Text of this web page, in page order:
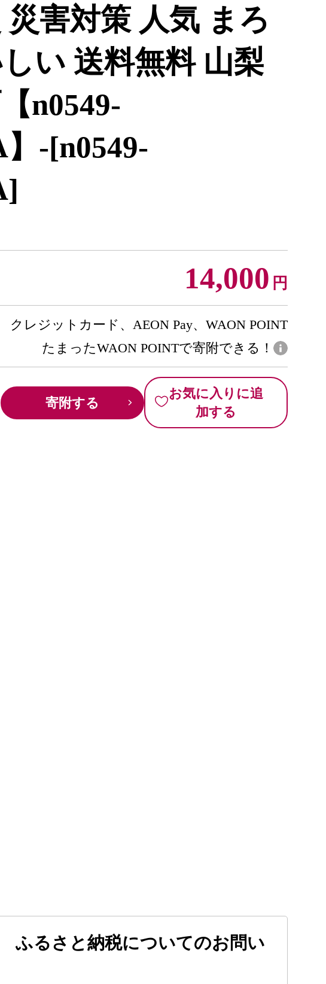
害対策 人気 まろ
い 送料無料 山梨
n0549-
】-[n0549-
14,000 円
クレジットカード、AEON Pay、WAON POINT
たまったWAON POINTで寄附できる！
寄附する
お気に入りに追
加する
ふるさと納税についてのお問い